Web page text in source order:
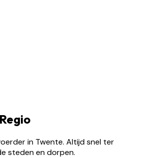
in Twente. Altijd snel ter
steden en dorpen.